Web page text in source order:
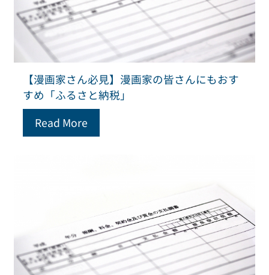
【漫画家さん必見】漫画家の皆さんにもおす
すめ「ふるさと納税」
Read More